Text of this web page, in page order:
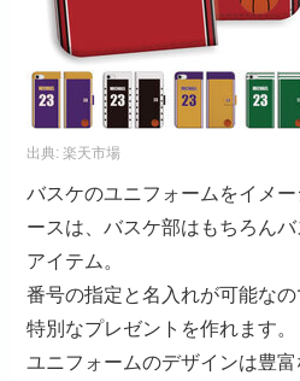
出典:楽天市場
バスケのユニフォームをイメ
ースは、バスケ部はもちろん
アイテム。
番号の指定と名入れが可能な
特別なプレゼントを作れます。
ユニフォームのデザインは豊